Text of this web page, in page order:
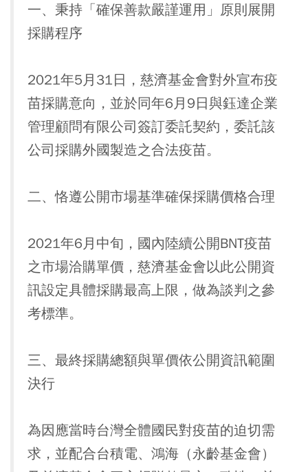
一、秉持「確保善款嚴謹運用」原則展開
採購程序
2021年5月31日，慈濟基金會對外宣布疫
苗採購意向，並於同年6月9日與鈺達企業
管理顧問有限公司簽訂委託契約，委託該
公司採購外國製造之合法疫苗。
二、恪遵公開市場基準確保採購價格合理
2021年6月中旬，國內陸續公開BNT疫苗
之市場洽購單價，慈濟基金會以此公開資
訊設定具體採購最高上限，做為談判之參
考標準。
三、最終採購總額與單價依公開資訊範圍
決行
為因應當時台灣全體國民對疫苗的迫切需
求，並配合台積電、鴻海（永齡基金會）